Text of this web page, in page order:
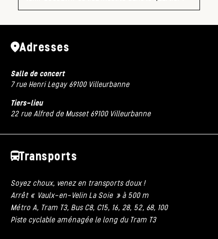
Adresses
Salle de concert
7 rue Henri Legay 69100 Villeurbanne
Tiers-lieu
22 rue Alfred de Musset 69100 Villeurbanne
Transports
Soyez choux, venez en transports doux !
Arrêt « Vaulx-en-Velin La Soie » à 500 m
Métro A, Tram T3, Bus C8, C15, 16, 28, 52, 68, 100
Piste cyclable aménagée le long du Tram T3